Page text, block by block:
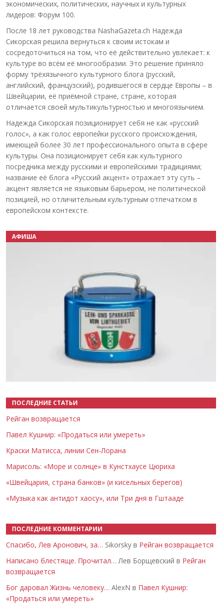
экономических, политических, научных и культурных
лидеров: Форум 100.
После 18 лет руководства NashaGazeta.ch Надежда
Сикорская решила вернуться к своим истокам и
сосредоточиться на том, что её действительно увлекает: к
культуре во всём её многообразии. Это решение приняло
форму трёхязычного культурного блога (русский,
английский, французский), родившегося в сердце Европы – в
Швейцарии, её приёмной стране, стране, которая
отличается своей мультикультурностью и многоязычием.
Надежда Сикорская позиционирует себя не как «русский
голос», а как голос европейки русского происхождения,
имеющей более 30 лет профессионального опыта в сфере
культуры. Она позиционирует себя как культурного
посредника между русскими и европейскими традициями;
название её блога «Русский акцент» отражает эту суть –
акцент является не языковым барьером, не политической
позицией, но отличительным культурным отпечатком в
европейском контексте.
АФИША
ПОСЛЕДНИЕ СТАТЬИ
Рейган возвращается
Павел Кушнир: «Продаться или умереть»
Краски Матисса, линии Сен-Лорана
Марисоль: «Море и солнце» в Кунстхаусе Цюриха
«Швейцария, страна банков» (и кисельных берегов)
«Музыка как антидот хаосу», или Три дня в Гштааде
ПОСЛЕДНИЕ КОММЕНТАРИИ
Спасибо, Лев Аронович, за… Sikorsky в Рейган возвращается
Написано блестяще. Прочитал… Лев Борщевский в Рейган
возвращается
Бог даровал Жизнь человеку… AlexN в Павел Кушнир:
«Продаться или умереть»